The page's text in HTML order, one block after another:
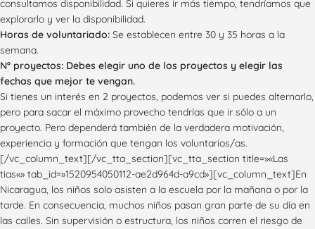
consultamos disponibilidad. Si quieres ir más tiempo, tendríamos que
explorarlo y ver la disponibilidad.
Horas de voluntariado: Se establecen entre 30 y 35 horas a la
semana.
Nº proyectos: Debes elegir uno de los proyectos y elegir las
fechas que mejor te vengan.
Si tienes un interés en 2 proyectos, podemos ver si puedes alternarlo,
pero para sacar el máximo provecho tendrías que ir sólo a un
proyecto. Pero dependerá también de la verdadera motivación,
experiencia y formación que tengan los voluntarios/as.
[/vc_column_text][/vc_tta_section][vc_tta_section title=»«Las
tias«» tab_id=»1520954050112-ae2d964d-a9cd»][vc_column_text]En
Nicaragua, los niños solo asisten a la escuela por la mañana o por la
tarde. En consecuencia, muchos niños pasan gran parte de su día en
las calles. Sin supervisión o estructura, los niños corren el riesgo de